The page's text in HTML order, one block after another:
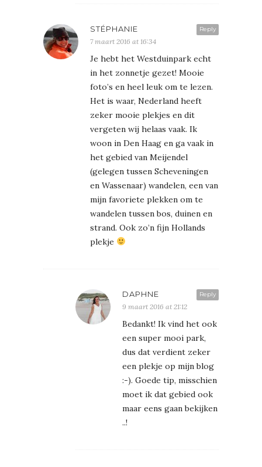
Reply
STÉPHANIE
7 maart 2016 at 16:34
Je hebt het Westduinpark echt
in het zonnetje gezet! Mooie
foto’s en heel leuk om te lezen.
Het is waar, Nederland heeft
zeker mooie plekjes en dit
vergeten wij helaas vaak. Ik
woon in Den Haag en ga vaak in
het gebied van Meijendel
(gelegen tussen Scheveningen
en Wassenaar) wandelen, een van
mijn favoriete plekken om te
wandelen tussen bos, duinen en
strand. Ook zo’n fijn Hollands
plekje
Reply
DAPHNE
9 maart 2016 at 21:12
Bedankt! Ik vind het ook
een super mooi park,
dus dat verdient zeker
een plekje op mijn blog
:-). Goede tip, misschien
moet ik dat gebied ook
maar eens gaan bekijken
..!